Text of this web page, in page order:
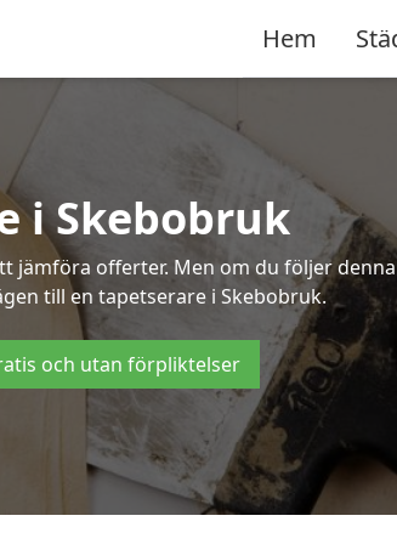
Hem
i Skebobruk
offerter. Men om du följer
till en tapetserare i Skebobruk.
och utan förpliktelser